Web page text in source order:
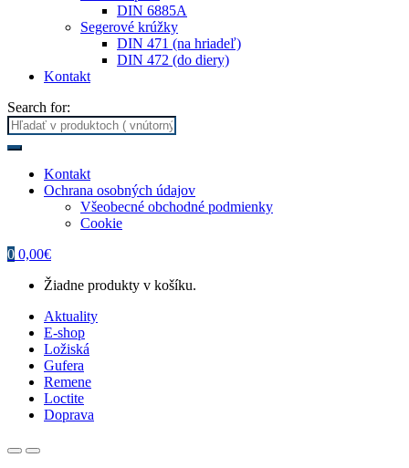
DIN 6885A
Segerové krúžky
DIN 471 (na hriadeľ)
DIN 472 (do diery)
Kontakt
Search for:
Kontakt
Ochrana osobných údajov
Všeobecné obchodné podmienky
Cookie
0 0,00€
Žiadne produkty v košíku.
Aktuality
E-shop
Ložiská
Gufera
Remene
Loctite
Doprava